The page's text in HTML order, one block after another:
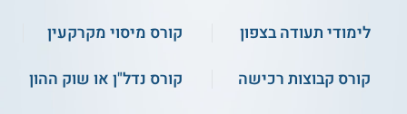
וממכללות המוכרות על ידי המועצה להשכלה גבוהה.
להדגיש כי כדי לעבוד כשמאים בישראל, יש צורך בתואר
לימודי תעודה בצפון
קורס מיסוי מקרקעין
קורס קבוצות רכישה
קורס נדל"ן או שוק ההון